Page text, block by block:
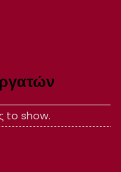
to show.